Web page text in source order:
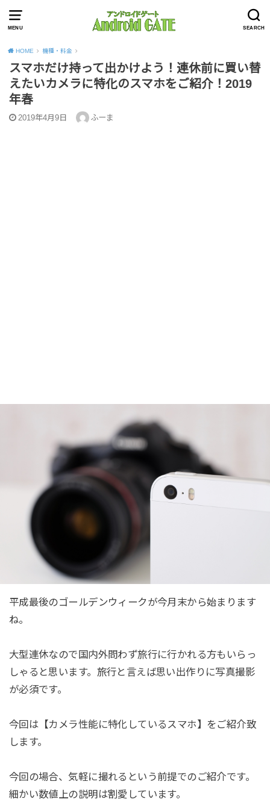
MENU SEARCH
HOME 機種・料金
スマホだけ持って出かけよう！連休前に買い替
えたいカメラに特化のスマホをご紹介！2019
年春
2019年4月9日 ふーま
平成最後のゴールデンウィークが今月末から始まります
ね。
大型連休なので国内外問わず旅行に行かれる方もいらっ
しゃると思います。旅行と言えば思い出作りに写真撮影
が必須です。
今回は【カメラ性能に特化しているスマホ】をご紹介致
します。
今回の場合、気軽に撮れるという前提でのご紹介です。
細かい数値上の説明は割愛しています。